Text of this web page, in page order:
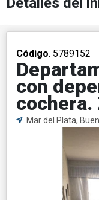
Código. 5789152
con
cochera.
Mar del Plata,